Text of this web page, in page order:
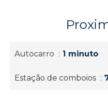
Autocarro 1 minuto
Estação de comboios